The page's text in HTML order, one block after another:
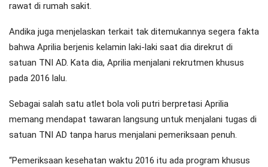
rawat di rumah sakit.
Andika juga menjelaskan terkait tak ditemukannya segera fakta
bahwa Aprilia berjenis kelamin laki-laki saat dia direkrut di
satuan TNI AD. Kata dia, Aprilia menjalani rekrutmen khusus
pada 2016 lalu.
Sebagai salah satu atlet bola voli putri berpretasi Aprilia
memang mendapat tawaran langsung untuk menjalani tugas di
satuan TNI AD tanpa harus menjalani pemeriksaan penuh.
“Pemeriksaan kesehatan waktu 2016 itu ada program khusus